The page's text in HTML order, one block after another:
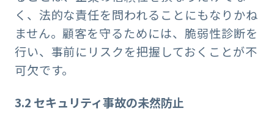
く、法的な責任を問われることにもなりかね
ません。顧客を守るためには、脆弱性診断を
行い、事前にリスクを把握しておくことが不
可欠です。
3.2 セキュリティ事故の未然防止